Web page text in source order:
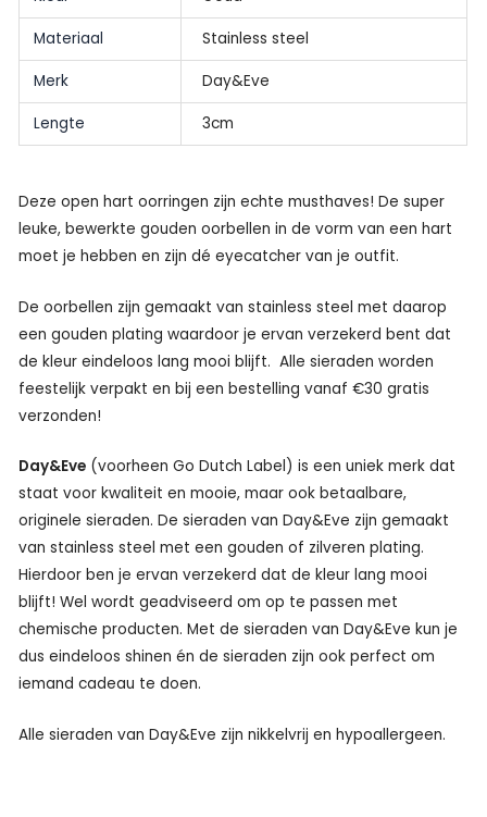
Materiaal Stainless steel
Merk Day&Eve
Lengte 3cm
Deze open hart oorringen zijn echte musthaves! De super
leuke, bewerkte gouden oorbellen in de vorm van een hart
moet je hebben en zijn dé eyecatcher van je outfit.
De oorbellen zijn gemaakt van stainless steel met daarop
een gouden plating waardoor je ervan verzekerd bent dat
de kleur eindeloos lang mooi blijft. Alle sieraden worden
feestelijk verpakt en bij een bestelling vanaf €30 gratis
verzonden!
Day&Eve (voorheen Go Dutch Label) is een uniek merk dat
staat voor kwaliteit en mooie, maar ook betaalbare,
originele sieraden. De sieraden van Day&Eve zijn gemaakt
van stainless steel met een gouden of zilveren plating.
Hierdoor ben je ervan verzekerd dat de kleur lang mooi
blijft! Wel wordt geadviseerd om op te passen met
chemische producten. Met de sieraden van Day&Eve kun je
dus eindeloos shinen én de sieraden zijn ook perfect om
iemand cadeau te doen.
Alle sieraden van Day&Eve zijn nikkelvrij en hypoallergeen.